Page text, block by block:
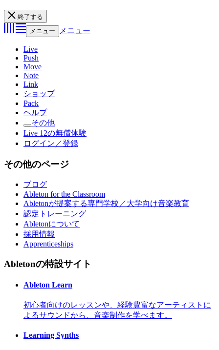
終了する
メニュー
メニュー
Live
Push
Move
Note
Link
ショップ
Pack
ヘルプ
その他
Live 12の無償体験
ログイン／登録
その他のページ
ブログ
Ableton for the Classroom
Abletonが提案する専門学校／大学向け音楽教育
認定トレーニング
Abletonについて
採用情報
Apprenticeships
Abletonの特設サイト
Ableton Learn
初心者向けのレッスンや、経験豊富なアーティストに
よるサウンドから、音楽制作を学べます。
Learning Synths